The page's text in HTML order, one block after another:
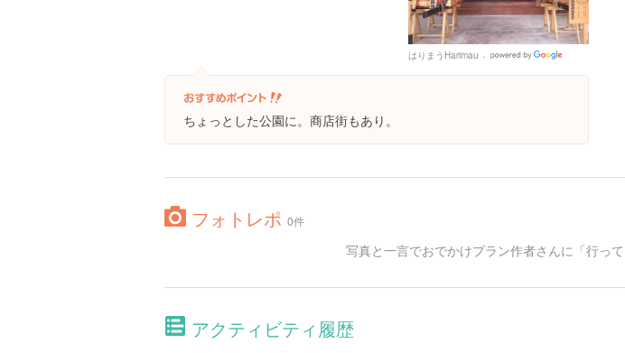
はりまうHarimau
Places
ちょっとした公園に。商店街もあり。
フォトレポ 0件
写真と一言でおでかけプラン作者さんに「行っ
アクティビティ履歴